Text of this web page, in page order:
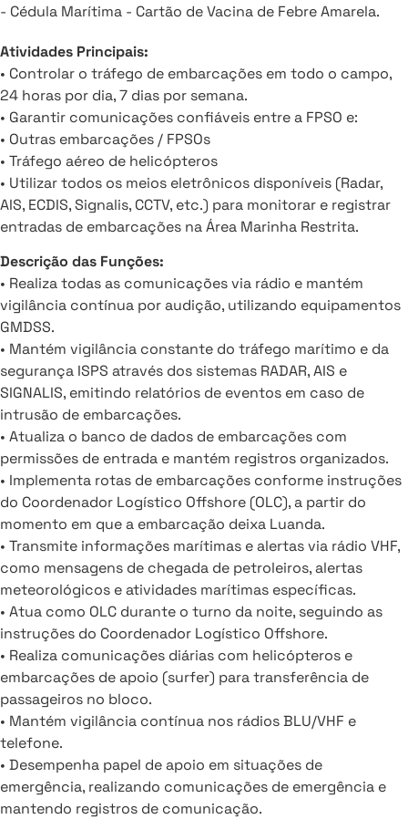
- Cédula Marítima - Cartão de Vacina de Febre Amarela.
Atividades Principais:
• Controlar o tráfego de embarcações em todo o campo,
24 horas por dia, 7 dias por semana.
• Garantir comunicações confiáveis entre a FPSO e:
• Outras embarcações / FPSOs
• Tráfego aéreo de helicópteros
• Utilizar todos os meios eletrônicos disponíveis (Radar,
AIS, ECDIS, Signalis, CCTV, etc.) para monitorar e registrar
entradas de embarcações na Área Marinha Restrita.
Descrição das Funções:
• Realiza todas as comunicações via rádio e mantém
vigilância contínua por audição, utilizando equipamentos
GMDSS.
• Mantém vigilância constante do tráfego marítimo e da
segurança ISPS através dos sistemas RADAR, AIS e
SIGNALIS, emitindo relatórios de eventos em caso de
intrusão de embarcações.
• Atualiza o banco de dados de embarcações com
permissões de entrada e mantém registros organizados.
• Implementa rotas de embarcações conforme instruções
do Coordenador Logístico Offshore (OLC), a partir do
momento em que a embarcação deixa Luanda.
• Transmite informações marítimas e alertas via rádio VHF,
como mensagens de chegada de petroleiros, alertas
meteorológicos e atividades marítimas específicas.
• Atua como OLC durante o turno da noite, seguindo as
instruções do Coordenador Logístico Offshore.
• Realiza comunicações diárias com helicópteros e
embarcações de apoio (surfer) para transferência de
passageiros no bloco.
• Mantém vigilância contínua nos rádios BLU/VHF e
telefone.
• Desempenha papel de apoio em situações de
emergência, realizando comunicações de emergência e
mantendo registros de comunicação.